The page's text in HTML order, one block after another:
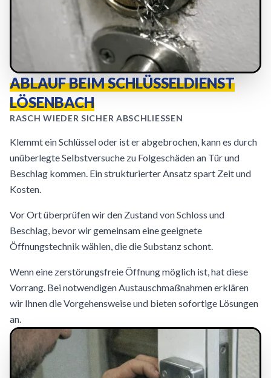
ABLAUF BEIM SCHLÜSSELDIENST
LÖSENBACH
RASCH WIEDER SICHER ABSCHLIESSEN
Klemmt ein Schlüssel oder ist er abgebrochen, kann es durch
unüberlegte Selbstversuche zu Folgeschäden an Tür und
Beschlag kommen. Ein strukturierter Ansatz spart Zeit und
Kosten.
Vor Ort überprüfen wir den Zustand von Schloss und
Beschlag, bevor wir gemeinsam eine geeignete
Öffnungstechnik wählen, die die Substanz schont.
Wenn eine zerstörungsfreie Öffnung möglich ist, hat diese
Vorrang. Bei notwendigen Austauschmaßnahmen erklären
wir Ihnen die Vorgehensweise und bieten sofortige Lösungen
an.